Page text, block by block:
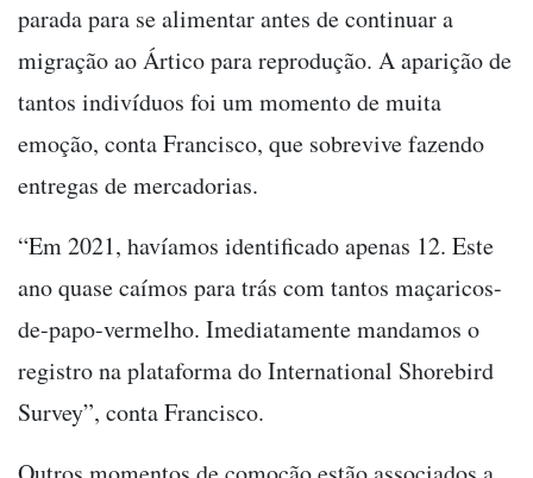
parada para se alimentar antes de continuar a
migração ao Ártico para reprodução. A aparição de
tantos indivíduos foi um momento de muita
emoção, conta Francisco, que sobrevive fazendo
entregas de mercadorias.
“Em 2021, havíamos identificado apenas 12. Este
ano quase caímos para trás com tantos maçaricos-
de-papo-vermelho. Imediatamente mandamos o
registro na plataforma do International Shorebird
Survey”, conta Francisco.